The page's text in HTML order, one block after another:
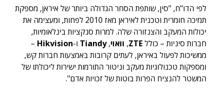
לפי הדו"ח, "סין, שותפת הסחר הגדולה ביותר של איראן, מספקת
תמיכה חומרית וטכנית לאיראן מאז 2010 לפחות, ומעצימה את
יכולות המעקב והצנזורה שלה. למרות סנקציות בינלאומיות,
חברות סיניות – כוללZTE
, וואוי,
Tiandy ו-Hikvision
–
ממשיכות לפעול באיראן, לעתים קרובות באמצעות חברות קש,
ומספקות טכנולוגיות מעקב וניטור התורמות ישירות ליכולתו של
המשטר להנציח הפרות בוטות של זכויות אדם".